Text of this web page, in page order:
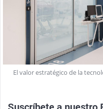
El valor estratégico de la
Suscríbete a nuestro